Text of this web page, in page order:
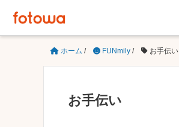
ホーム / FUNmily / お手伝い
お手伝い